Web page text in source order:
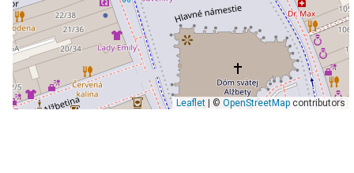
Leaflet| © OpenStreetMapcontributors